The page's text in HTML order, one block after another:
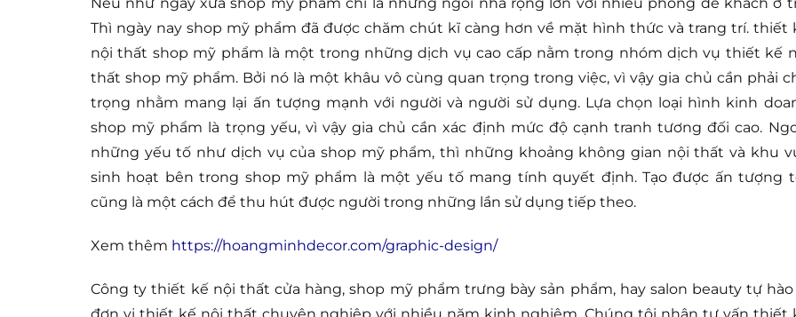
Thì ngày nay shop mỹ phẩm đã được chăm chút kĩ càng hơn về mặt hình thức và trang trí. thiết
nội thất shop mỹ phẩm là một trong những dịch vụ cao cấp nằm trong nhóm dịch vụ thiết kế
thất shop mỹ phẩm. Bởi nó là một khâu vô cùng quan trọng trong việc, vì vậy gia chủ cần phải
trọng nhằm mang lại ấn tượng mạnh với người và người sử dụng. Lựa chọn loại hình kinh
shop mỹ phẩm là trọng yếu, vì vậy gia chủ cần xác định mức độ cạnh tranh tương đối cao.
những yếu tố như dịch vụ của shop mỹ phẩm, thì những khoảng không gian nội thất và khu
sinh hoạt bên trong shop mỹ phẩm là một yếu tố mang tính quyết định. Tạo được ấn tượng
cũng là một cách để thu hút được người trong những lần sử dụng tiếp theo.
Xem thêm https://hoangminhdecor.com/graphic-design/
Công ty thiết kế nội thất cửa hàng, shop mỹ phẩm trưng bày sản phẩm, hay salon beauty tự hào